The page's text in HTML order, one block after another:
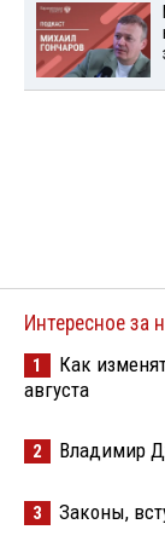
Интересное за
1
Как
августа
2 Владимир
3 Законы,